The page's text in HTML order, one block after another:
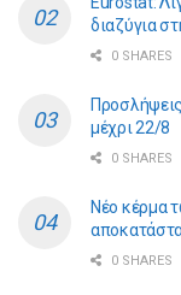
διαζύγια
0 SHARES
μέχρι 22/8
0 SHARES
Νέο κέρμα
0 SHARES